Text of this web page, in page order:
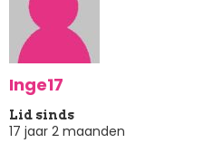
Inge17
Lid sinds
17 jaar 2 maanden